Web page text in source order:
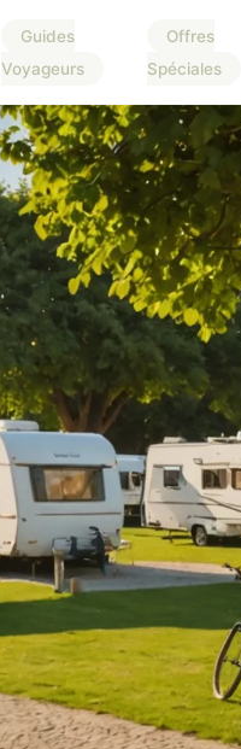
Guides
Voyageurs
Offres
Spéciales